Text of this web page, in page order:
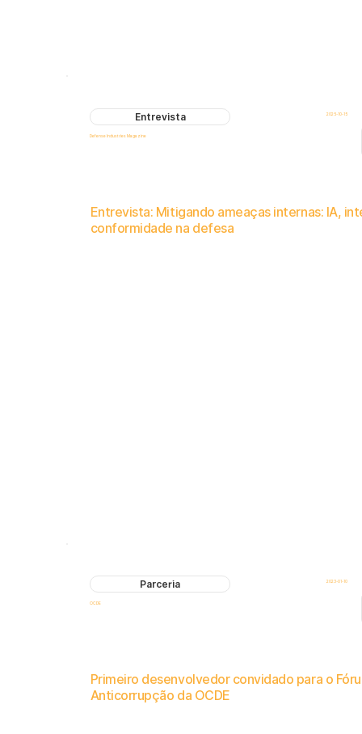
Entrevista 2025-10-15
Defense Industries Magazine
Entrevista: Mitigando ameaças internas: IA,
conformidade na defesa
Parceria 2023-01-10
OCDE
Primeiro desenvolvedor convidado para o
Anticorrupção da OCDE